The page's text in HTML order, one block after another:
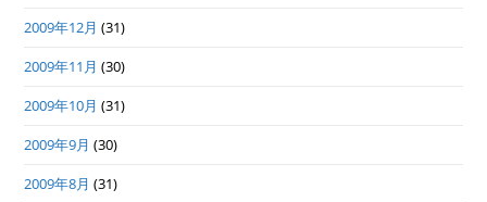
2009年12月 (31)
2009年11月 (30)
2009年10月 (31)
2009年9月 (30)
2009年8月 (31)